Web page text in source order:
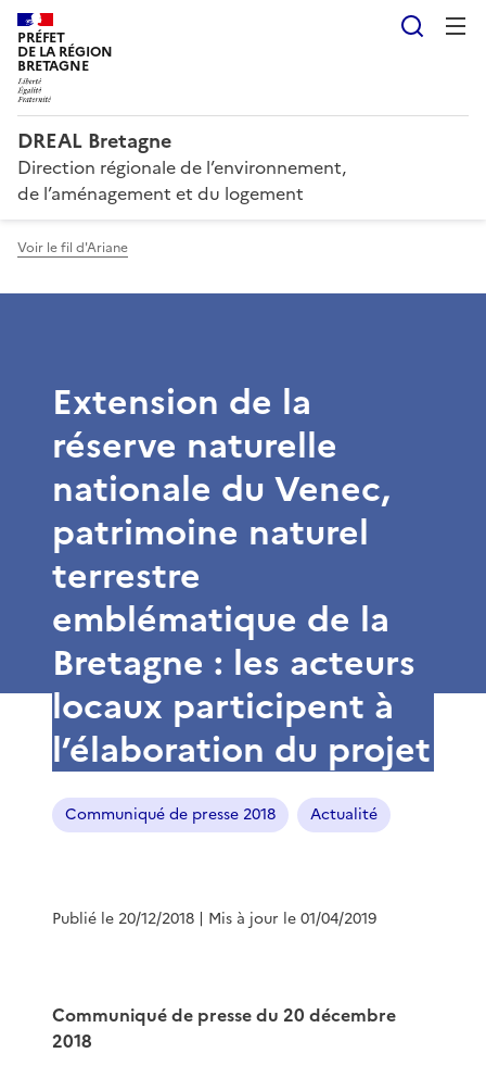
PRÉFET
DE LA RÉGION
BRETAGNE
DREAL Bretagne
Direction régionale de l’environnement,
de l’aménagement et du logement
Voir le fil d'Ariane
Extension de la
réserve naturelle
nationale du Venec,
patrimoine naturel
terrestre
emblématique de la
Bretagne : les acteurs
locaux participent à
l’élaboration du projet
Communiqué de presse 2018 Actualité
Publié le 20/12/2018 | Mis à jour le 01/04/2019
Communiqué de presse du 20 décembre
2018